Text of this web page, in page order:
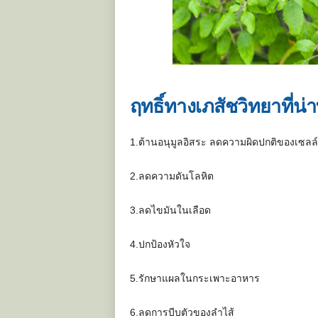
ฤทธิ์ทางเภสัชวิทยาที่น่
1.ต้านอนุมูลอิสระ ลดความผิดปกติของเซลล์
2.ลดความดันโลหิต
3.ลดไขมันในเลือด
4.ปกป้องหัวใจ
5.รักษาแผลในกระเพาะอาหาร
6.ลดการบีบตัวของลำไส้